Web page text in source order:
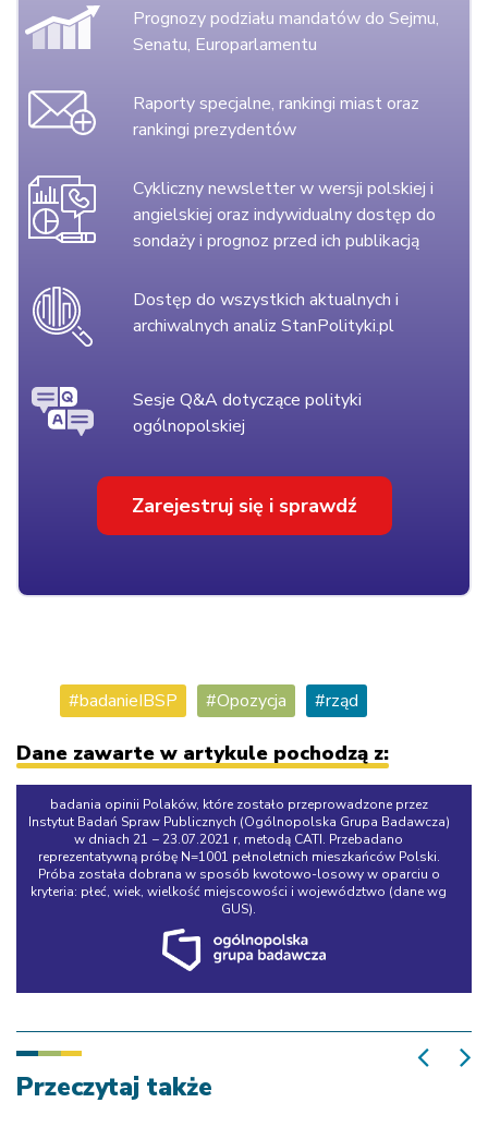
Prognozy podziału mandatów do Sejmu,
Senatu, Europarlamentu
Raporty specjalne, rankingi miast oraz
rankingi prezydentów
Cykliczny newsletter w wersji polskiej i
angielskiej oraz indywidualny dostęp do
sondaży i prognoz przed ich publikacją
Dostęp do wszystkich aktualnych i
archiwalnych analiz StanPolityki.pl
Sesje Q&A dotyczące polityki
ogólnopolskiej
Zarejestruj się i sprawdź
badanieIBSP Opozycja rząd
Dane zawarte w artykule pochodzą z:
badania opinii Polaków, które zostało przeprowadzone przez
Instytut Badań Spraw Publicznych (Ogólnopolska Grupa Badawcza)
w dniach 21 − 23.07.2021 r, metodą CATI. Przebadano
reprezentatywną próbę N=1001 pełnoletnich mieszkańców Polski.
Próba została dobrana w sposób kwotowo-losowy w oparciu o
kryteria: płeć, wiek, wielkość miejscowości i województwo (dane wg
GUS).
Przeczytaj także